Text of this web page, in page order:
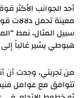
أحد الجوانب الأكثر
معينة تحمل دلالات
سبيل المثال، نمط
هبوطي يشير غالباً
من تجربتي، وجدت
تتوافق مع عوامل